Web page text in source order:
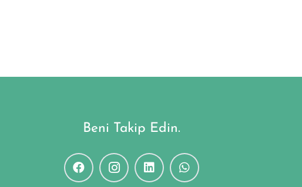
Beni Takip Edin.